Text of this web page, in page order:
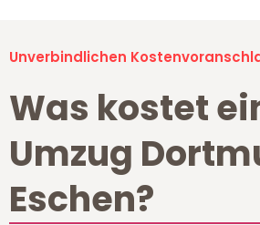
Unverbindlichen
Was kostet
Umzug
Eschen?